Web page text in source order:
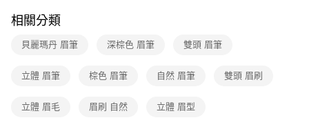
相關分類
貝麗瑪丹 眉筆 深棕色 眉筆 雙頭 眉筆
立體 眉筆 棕色 眉筆 自然 眉筆 雙頭 眉刷
立體 眉毛 眉刷 自然 立體 眉型